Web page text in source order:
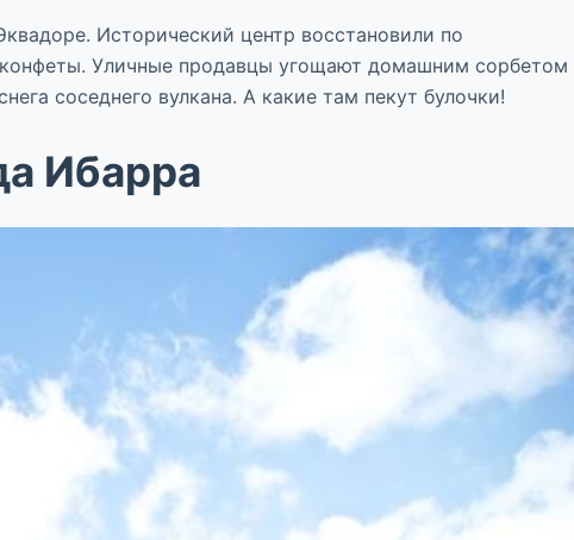
Исторический центр восстановили по
Уличные продавцы угощают домашним сорбетом
соседнего вулкана. А какие там пекут булочки!
Ибарра